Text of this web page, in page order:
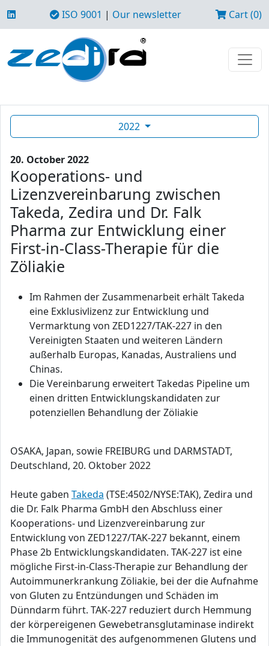
ISO 9001 | Our newsletter Cart (0)
2022
20. October 2022
Kooperations- und
Lizenzvereinbarung zwischen
Takeda, Zedira und Dr. Falk
Pharma zur Entwicklung einer
First-in-Class-Therapie für die
Zöliakie
Im Rahmen der Zusammenarbeit erhält Takeda
eine Exklusivlizenz zur Entwicklung und
Vermarktung von ZED1227/TAK-227 in den
Vereinigten Staaten und weiteren Ländern
außerhalb Europas, Kanadas, Australiens und
Chinas.
Die Vereinbarung erweitert Takedas Pipeline um
einen dritten Entwicklungskandidaten zur
potenziellen Behandlung der Zöliakie
OSAKA, Japan, sowie FREIBURG und DARMSTADT,
Deutschland, 20. Oktober 2022
Heute gaben Takeda (TSE:4502/NYSE:TAK), Zedira und
die Dr. Falk Pharma GmbH den Abschluss einer
Kooperations- und Lizenzvereinbarung zur
Entwicklung von ZED1227/TAK-227 bekannt, einem
Phase 2b Entwicklungskandidaten. TAK-227 ist eine
mögliche First-in-Class-Therapie zur Behandlung der
Autoimmunerkrankung Zöliakie, bei der die Aufnahme
von Gluten zu Entzündungen und Schäden im
Dünndarm führt. TAK-227 reduziert durch Hemmung
der körpereigenen Gewebetransglutaminase indirekt
die Immunogenität des aufgenommenen Glutens und